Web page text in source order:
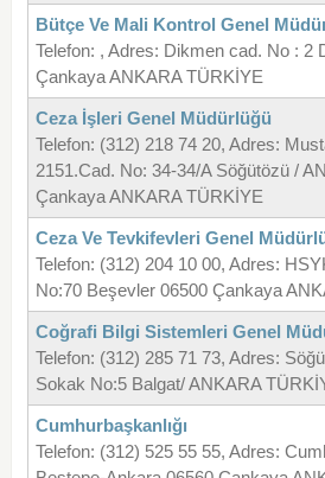
Bütçe Ve Mali Kontrol Genel
Telefon: , Adres: Dikmen cad. No : 2
Çankaya ANKARA TÜRKİYE
Ceza İşleri Genel Müdürlüğü
Telefon: (312) 218 74 20, Adres:
2151.Cad. No: 34-34/A Söğütözü /
Çankaya ANKARA TÜRKİYE
Ceza Ve Tevkifevleri Genel
Telefon: (312) 204 10 00, Adres:
No:70 Beşevler 06500 Çankaya
Coğrafi Bilgi Sistemleri Genel
Telefon: (312) 285 71 73, Adres:
Sokak No:5 Balgat/ ANKARA
Cumhurbaşkanlığı
Telefon: (312) 525 55 55, Adres: